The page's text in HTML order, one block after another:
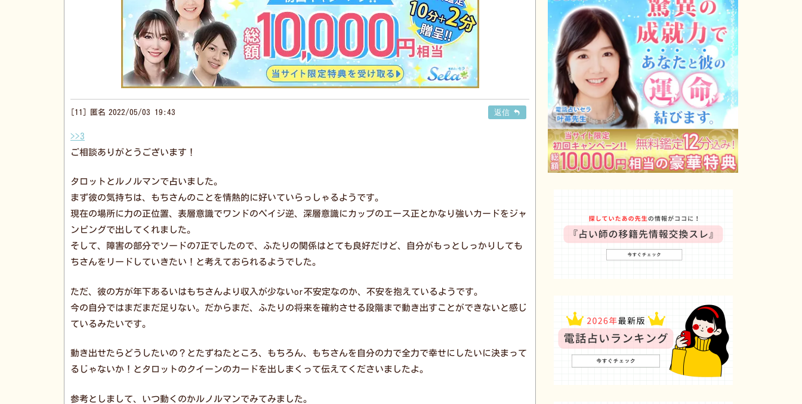
11 匿名 2022/05/03 19:43 返信
>>3
ご相談ありがとうございます！
タロットとルノルマンで占いました。
まず彼の気持ちは、もちさんのことを情熱的に好いていらっしゃるようです。
現在の場所に力の正位置、表層意識でワンドのペイジ逆、深層意識にカップのエース正とかなり強いカードをジャ
ンピングで出してくれました。
そして、障害の部分でソードの7正でしたので、ふたりの関係はとても良好だけど、自分がもっとしっかりしても
ちさんをリードしていきたい！と考えておられるようでした。
ただ、彼の方が年下あるいはもちさんより収入が少ないor不安定なのか、不安を抱えているようです。
今の自分ではまだまだ足りない。だからまだ、ふたりの将来を確約させる段階まで動き出すことができないと感じ
ているみたいです。
動き出せたらどうしたいの？とたずねたところ、もちろん、もちさんを自分の力で全力で幸せにしたいに決まって
るじゃないか！とタロットのクイーンのカードを出しまくって伝えてくださいましたよ。
参考としまして、いつ動くのかルノルマンでみてみました。